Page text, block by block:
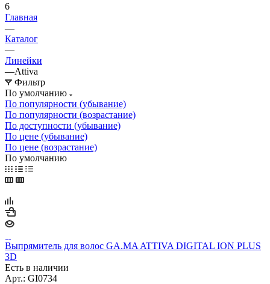
6
Главная
—
Каталог
—
Линейки
—Attiva
Фильтр
По умолчанию
По популярности (убывание)
По популярности (возрастание)
По доступности (убывание)
По цене (убывание)
По цене (возрастание)
По умолчанию
Выпрямитель для волос GA.MA ATTIVA DIGITAL ION PLUS
3D
Есть в наличии
Арт.: GI0734